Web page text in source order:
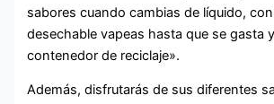
sabores cuando cambias de líquido,
desechable vapeas hasta que se gasta
contenedor de reciclaje».
Además, disfrutarás de sus diferentes